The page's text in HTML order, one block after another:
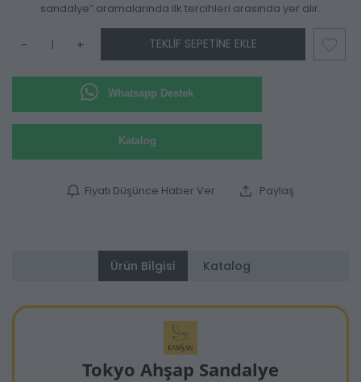
sandalye” aramalarında ilk tercihleri arasında yer alır.
- + TEKLIF SEPETINE EKLE
Whatsapp Destek
Katalog
Fiyatı Düşünce Haber Ver Paylaş
Ürün Bilgisi Katalog
Tokyo Ahşap Sandalye